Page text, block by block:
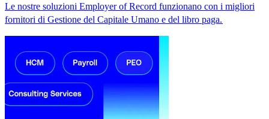
Le nostre soluzioni Employer of Record funzionano con i migliori
fornitori di Gestione del Capitale Umano e del libro paga.​​